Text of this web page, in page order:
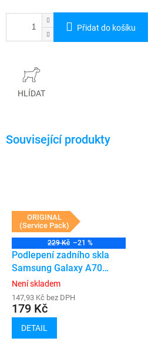
Přidat do košíku
HLÍDAT
ORIGINAL
(Service Pack)
229 Kč –21 %
Podlepení zadního skla
Samsung Galaxy A70
(A705F)
Není skladem
147,93 Kč bez DPH
179 Kč
DETAIL